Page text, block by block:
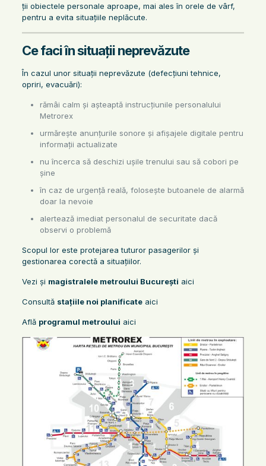
ții obiectele personale aproape, mai ales în orele de vârf,
pentru a evita situațiile neplăcute.
Ce faci în situații neprevăzute
În cazul unor situații neprevăzute (defecțiuni tehnice,
opriri, evacuări):
rămâi calm și așteaptă instrucțiunile personalului
Metrorex
urmărește anunțurile sonore și afișajele digitale pentru
informații actualizate
nu încerca să deschizi ușile trenului sau să cobori pe
șine
în caz de urgență reală, folosește butoanele de alarmă
doar la nevoie
alertează imediat personalul de securitate dacă
observi o problemă
Scopul lor este protejarea tuturor pasagerilor și
gestionarea corectă a situațiilor.
Vezi și magistralele metroului București aici
Consultă stațiile noi planificateaici
Află programul metroului aici